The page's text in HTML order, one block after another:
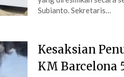
Subianto. Sekretaris…
Kesaksian
KM Barcelona